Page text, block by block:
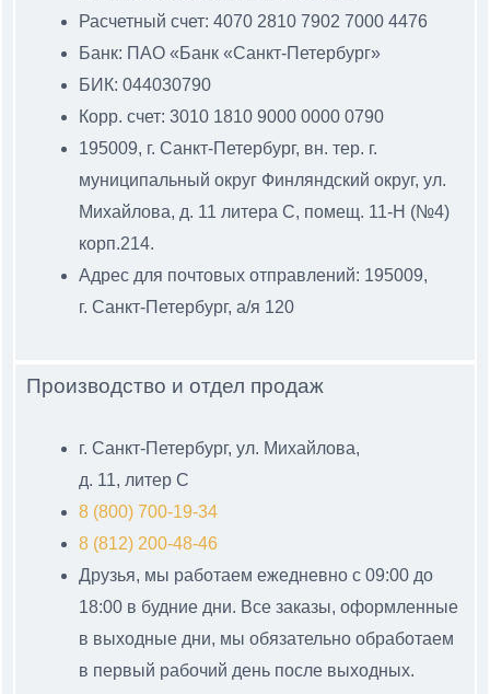
Расчетный счет: 4070 2810 7902 7000 4476
Банк: ПАО «Банк «Санкт-Петербург»
БИК: 044030790
Корр. счет: 3010 1810 9000 0000 0790
195009, г. Санкт-Петербург, вн. тер. г.
муниципальный округ Финляндский округ, ул.
Михайлова, д. 11 литера С, помещ. 11-Н (№4)
корп.214.
Адрес для почтовых отправлений: 195009,
г. Санкт-Петербург, а/я 120
Производство и отдел продаж
г. Санкт-Петербург, ул. Михайлова,
д. 11, литер С
8 (800) 700-19-34
8 (812) 200-48-46
Друзья, мы работаем ежедневно с 09:00 до
18:00 в будние дни. Все заказы, оформленные
в выходные дни, мы обязательно обработаем
в первый рабочий день после выходных.